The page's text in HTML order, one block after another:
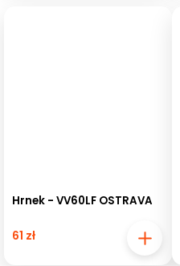
Hrnek - VV60LF OSTRAVA
61 zł